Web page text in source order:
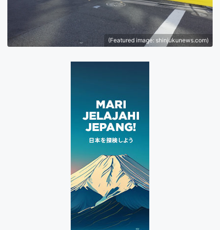
(Featured image: shinjukunews.com)